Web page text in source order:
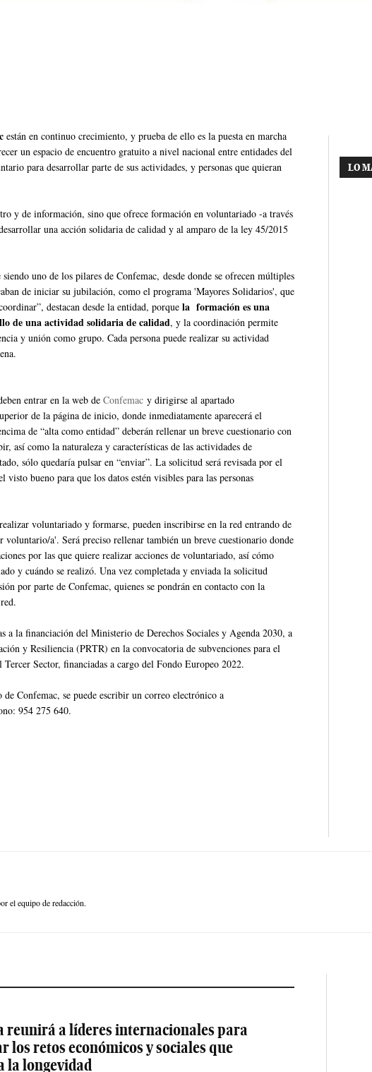
están en continuo crecimiento, y prueba de ello es la puesta en marcha
un espacio de encuentro gratuito a nivel nacional entre entidades del
para desarrollar parte de sus actividades, y personas que quieran
y de información, sino que ofrece formación en voluntariado -a través
una acción solidaria de calidad y al amparo de la ley 45/2015
uno de los pilares de Confemac, desde donde se ofrecen múltiples
de iniciar su jubilación, como el programa 'Mayores Solidarios', que
destacan desde la entidad, porque la formación es una
de una actividad solidaria de calidad, y la coordinación permite
y unión como grupo. Cada persona puede realizar su actividad
entrar en la web de Confemac y dirigirse al apartado
de la página de inicio, donde inmediatamente aparecerá el
de “alta como entidad” deberán rellenar un breve cuestionario con
así como la naturaleza y características de las actividades de
sólo quedaría pulsar en “enviar”. La solicitud será revisada por el
visto bueno para que los datos estén visibles para las personas
voluntariado y formarse, pueden inscribirse en la red entrando de
voluntario/a'. Será preciso rellenar también un breve cuestionario donde
por las que quiere realizar acciones de voluntariado, así cómo
y cuándo se realizó. Una vez completada y enviada la solicitud
por parte de Confemac, quienes se pondrán en contacto con la
a la financiación del Ministerio de Derechos Sociales y Agenda 2030, a
y Resiliencia (PRTR) en la convocatoria de subvenciones para el
Sector, financiadas a cargo del Fondo Europeo 2022.
Confemac, se puede escribir un correo electrónico a
954 275 640.
LO
el equipo de redacción.
reunirá a líderes internacionales para
los retos económicos y sociales que
la longevidad